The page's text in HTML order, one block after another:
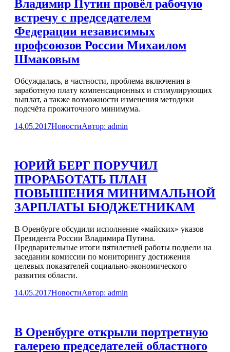
Владимир Путин провёл рабочую
встречу с председателем
Федерации независимых
профсоюзов России Михаилом
Шмаковым
Обсуждалась, в частности, проблема включения в
заработную плату компенсационных и стимулирующих
выплат, а также возможности изменения методики
подсчёта прожиточного минимума.
14.05.2017НовостиАвтор: admin
ЮРИЙ БЕРГ ПОРУЧИЛ
ПРОРАБОТАТЬ ПЛАН
ПОВЫШЕНИЯ МИНИМАЛЬНОЙ
ЗАРПЛАТЫ БЮДЖЕТНИКАМ
В Оренбурге обсудили исполнение «майских» указов
Президента России Владимира Путина.
Предварительные итоги пятилетней работы подвели на
заседании комиссии по мониторингу достижения
целевых показателей социально-экономического
развития области.
14.05.2017НовостиАвтор: admin
В Оренбурге открыли портретную
галерею председателей областного